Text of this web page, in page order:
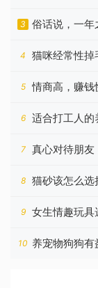
3
俗话说，一年
希望
4 猫咪经常性掉
5
情商高，赚钱
好
6 适合打工人的
7
真心对待朋友
8 猫砂该怎么选
9 女生情趣玩具
10 养宠物狗狗